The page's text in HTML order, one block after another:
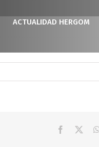
ACTUALIDAD HERGOM
Facebook